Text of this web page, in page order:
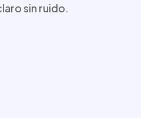
sin ruido.